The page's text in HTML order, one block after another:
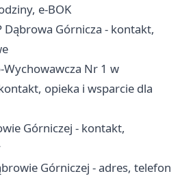
e-BOK
Dąbrowa Górnicza - kontakt,
Wychowawcza Nr 1 w
opieka i wsparcie dla
Górniczej - kontakt,
Górniczej - adres, telefon